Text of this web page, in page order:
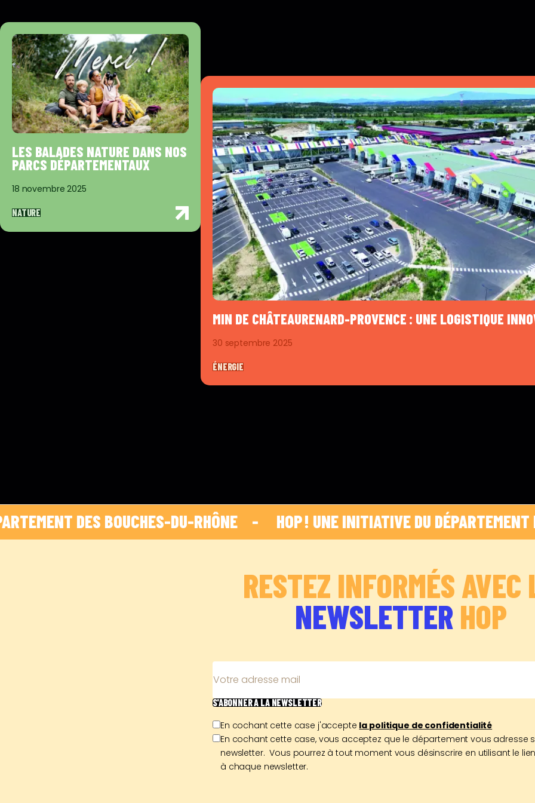
LES BALADES NATURE DANS NOS
PARCS DÉPARTEMENTAUX
18 novembre 2025
NATURE
MIN DE CHÂTEAURENARD-PROVENCE : UNE LOGISTIQUE
30 septembre 2025
ÉNERGIE
DES BOUCHES-DU-RHÔNE    - HOP ! UNE INITIATIVE DU DÉPARTEMENT
RESTEZ INFORMÉS AVEC
NEWSLETTER HOP
Votre adresse mail
S'ABONNERÀ LA NEWSLETTER
En cochant cette case j'accepte la politique de confidentialité
En cochant cette case, vous acceptez que le département vous adresse
newsletter. Vous pourrez à tout moment vous désinscrire en utilisant le
à chaque newsletter.